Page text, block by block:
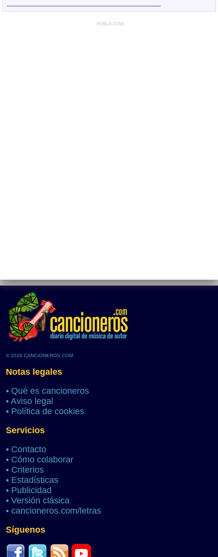
PUBLICIDAD
© 2026 CANCIONEROS.COM
Notas legales
• Qué es cancioneros
• Aviso legal
• Política de cookies
Servicios
• Contacto
• Cómo colaborar
• Criterios
• Estadísticas
• Publicidad
• Versión clásica
• cancioneros.com/letras
Síguenos